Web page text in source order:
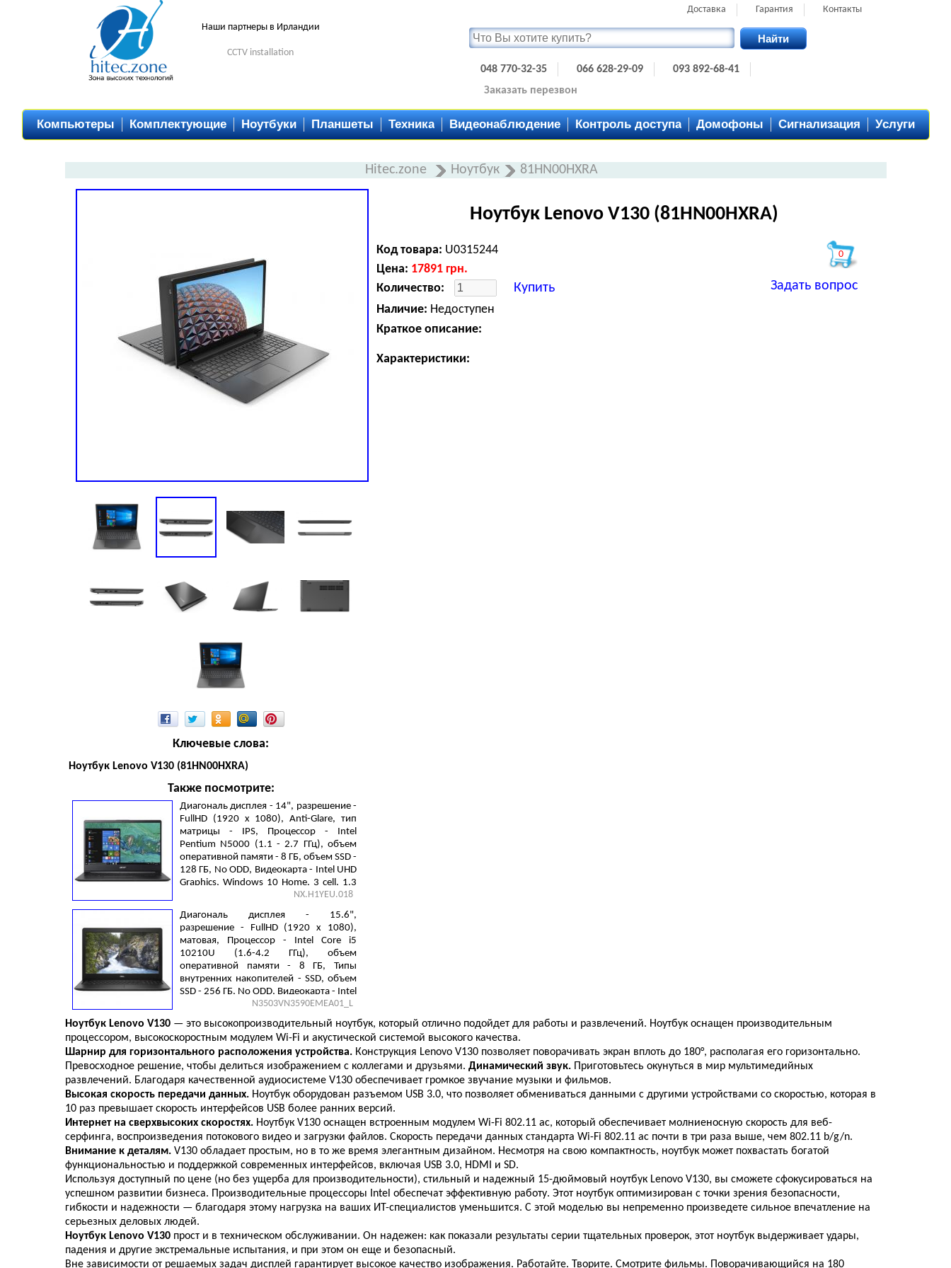
Наши партнеры в Ирландии
CCTV installation
Доставка Гарантия Контакты
Найти
048 770-32-35 066 628-29-09
093 892-68-41
Заказать перезвон
Компьютеры Комплектующие Ноутбуки Планшеты Техника Видеонаблюдение Контроль доступа Домофоны Сигнализация Услуги
Hitec.zone Ноутбук 81HN00HXRA
Ключевые слова:
Ноутбук Lenovo V130 (81HN00HXRA)
Также посмотрите:
Диагональ дисплея - 14", разрешение -
FullHD (1920 х 1080), Anti-Glare, тип
матрицы - IPS, Процессор - Intel
Pentium N5000 (1.1 - 2.7 ГГц), объем
оперативной памяти - 8 ГБ, объем SSD -
128 ГБ, No ODD, Видеокарта - Intel UHD
Graphics, Windows 10 Home, 3 cell, 1.3
NX.H1YEU.018
Диагональ дисплея - 15.6",
разрешение - FullHD (1920 х 1080),
матовая, Процессор - Intel Core i5
10210U (1.6-4.2 ГГц), объем
оперативной памяти - 8 ГБ, Типы
внутренних накопителей - SSD, объем
SSD - 256 ГБ, No ODD, Видеокарта - Intel
UHD Graphics, LAN (RJ-45), Linux, 3 cell,
N3503VN3590EMEA01_L
Ноутбук Lenovo V130 (81HN00HXRA)
Код товара: U0315244 0
Цена: 17891 грн.
Количество:
Купить Задать вопрос
Наличие: Недоступен
Краткое описание:
Характеристики:
Ноутбук Lenovo V130 — это высокопроизводительный ноутбук, который отлично подойдет для работы и развлечений. Ноутбук оснащен производительным
процессором, высокоскоростным модулем Wi-Fi и акустической системой высокого качества.
Шарнир для горизонтального расположения устройства. Конструкция Lenovo V130 позволяет поворачивать экран вплоть до 180°, располагая его горизонтально.
Превосходное решение, чтобы делиться изображением с коллегами и друзьями. Динамический звук. Приготовьтесь окунуться в мир мультимедийных
развлечений. Благодаря качественной аудиосистеме V130 обеспечивает громкое звучание музыки и фильмов.
Высокая скорость передачи данных. Ноутбук оборудован разъемом USB 3.0, что позволяет обмениваться данными с другими устройствами со скоростью, которая в
10 раз превышает скорость интерфейсов USB более ранних версий.
Интернет на сверхвысоких скоростях. Ноутбук V130 оснащен встроенным модулем Wi-Fi 802.11 ac, который обеспечивает молниеносную скорость для веб-
серфинга, воспроизведения потокового видео и загрузки файлов. Скорость передачи данных стандарта Wi-Fi 802.11 ac почти в три раза выше, чем 802.11 b/g/n.
Внимание к деталям. V130 обладает простым, но в то же время элегантным дизайном. Несмотря на свою компактность, ноутбук может похвастать богатой
функциональностью и поддержкой современных интерфейсов, включая USB 3.0, HDMI и SD.
Используя доступный по цене (но без ущерба для производительности), стильный и надежный 15-дюймовый ноутбук Lenovo V130, вы сможете сфокусироваться на
успешном развитии бизнеса. Производительные процессоры Intel обеспечат эффективную работу. Этот ноутбук оптимизирован с точки зрения безопасности,
гибкости и надежности — благодаря этому нагрузка на ваших ИТ-специалистов уменьшится. С этой моделью вы непременно произведете сильное впечатление на
серьезных деловых людей.
Ноутбук Lenovo V130 прост и в техническом обслуживании. Он надежен: как показали результаты серии тщательных проверок, этот ноутбук выдерживает удары,
падения и другие экстремальные испытания, и при этом он еще и безопасный.
Вне зависимости от решаемых задач дисплей гарантирует высокое качество изображения. Работайте. Творите. Смотрите фильмы. Поворачивающийся на 180